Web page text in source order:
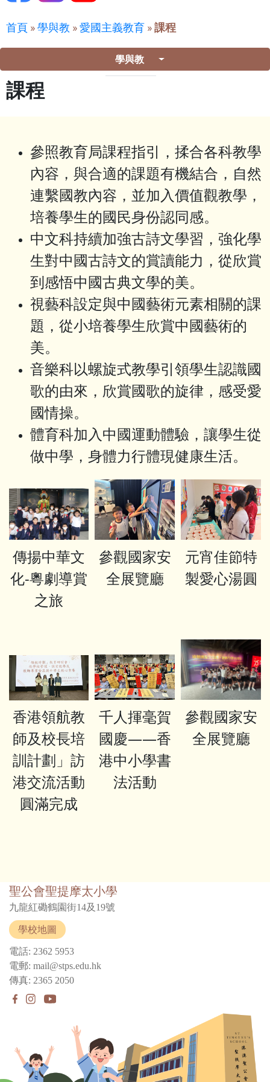
首頁 »學與教 »愛國主義教育 »課程
學與教
課程
參照教育局課程指引，揉合各科教學
內容，與合適的課題有機結合，自然
連繫國教內容，並加入價值觀教學，
培養學生的國民身份認同感。
中文科持續加強古詩文學習，強化學
生對中國古詩文的賞讀能力，從欣賞
到感悟中國古典文學的美。
視藝科設定與中國藝術元素相關的課
題，從小培養學生欣賞中國藝術的
美。
音樂科以螺旋式教學引領學生認識國
歌的由來，欣賞國歌的旋律，感受愛
國情操。
體育科加入中國運動體驗，讓學生從
做中學，身體力行體現健康生活。
傳揚中華文
化-粵劇導賞
之旅
參觀國家安
全展覽廳
元宵佳節特
製愛心湯圓
香港領航教
師及校長培
訓計劃」訪
港交流活動
圓滿完成
千人揮毫賀
國慶——香
港中小學書
法活動
參觀國家安
全展覽廳
聖公會聖提摩太小學
九龍紅磡鶴園街14及19號
學校地圖
電話: 2362 5953
電郵: mail@stps.edu.hk
傳真: 2365 2050